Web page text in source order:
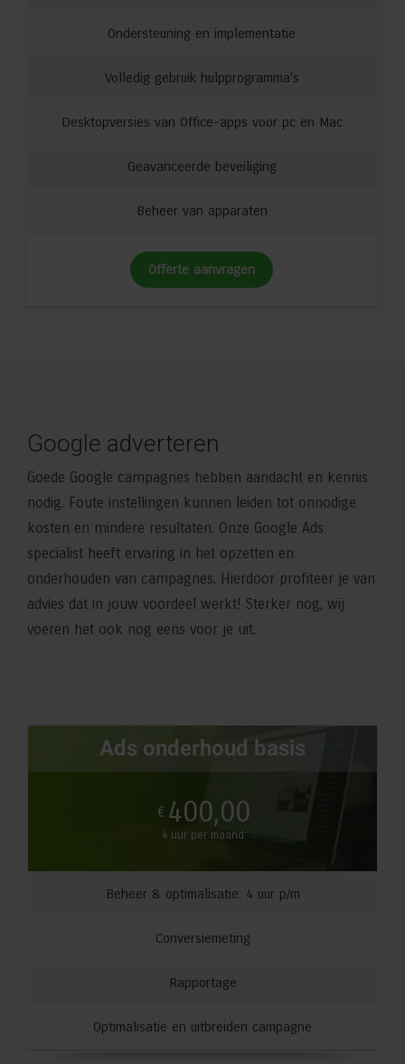
Ondersteuning en implementatie
Volledig gebruik hulpprogramma's
Desktopversies van Office-apps voor pc en Mac
Geavanceerde beveiliging
Beheer van apparaten
Offerte aanvragen
Google adverteren
Goede Google campagnes hebben aandacht en kennis
nodig. Foute instellingen kunnen leiden tot onnodige
kosten en mindere resultaten. Onze Google Ads
specialist heeft ervaring in het opzetten en
onderhouden van campagnes. Hierdoor profiteer je van
advies dat in jouw voordeel werkt! Sterker nog, wij
voeren het ook nog eens voor je uit.
Ads onderhoud basis
€ 400,00
4 uur per maand
Beheer & optimalisatie: 4 uur p/m
Conversiemeting
Rapportage
Optimalisatie en uitbreiden campagne